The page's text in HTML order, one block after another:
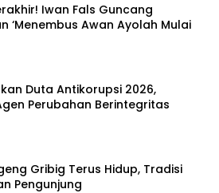
Iwan Fals Guncang
‘Menembus Awan Ayolah Mulai
Duta Antikorupsi 2026,
Perubahan Berintegritas
Gribig Terus Hidup, Tradisi
Pengunjung